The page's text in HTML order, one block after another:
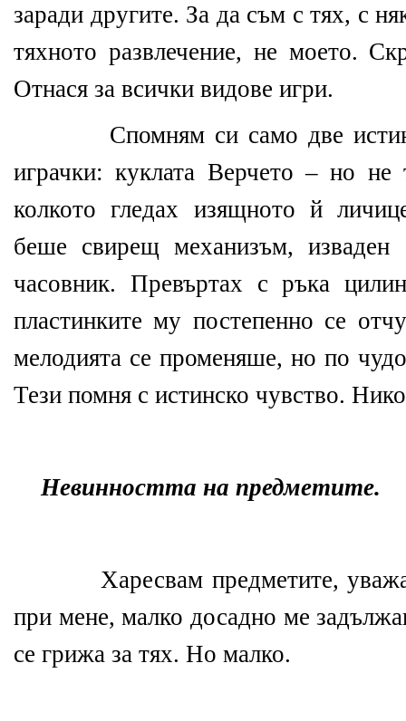
заради другите. За да съм с тях, с
тяхното развлечение, не моето.
Отнася за всички видове игри.
Спомням си само две
играчки: куклата Верчето – но не
колкото гледах изящното й
беше свирещ механизъм, изваден
часовник. Превъртах с ръка
пластинките му постепенно се
мелодията се променяше, но по
Тези помня с истинско чувство.
Невинността на предметите.
Харесвам предметите,
при мене, малко досадно ме
се грижа за тях. Но малко.